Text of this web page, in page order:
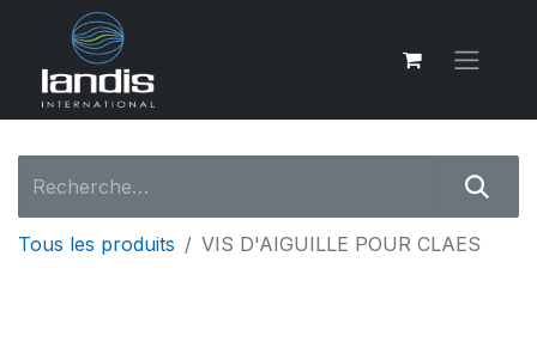
Tous les produits VIS D'AIGUILLE POUR CLAES